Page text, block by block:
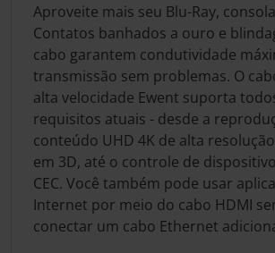
Aproveite mais seu Blu-Ray,
Contatos banhados a ouro e
cabo garantem condutividade
transmissão sem problemas. O
alta velocidade Ewent suporta
requisitos atuais - desde a
conteúdo UHD 4K de alta
em 3D, até o controle de
CEC. Você também pode usar
Internet por meio do cabo HDMI
conectar um cabo Ethernet